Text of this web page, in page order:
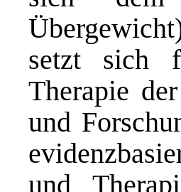
setzt sich
Therapie
und
und